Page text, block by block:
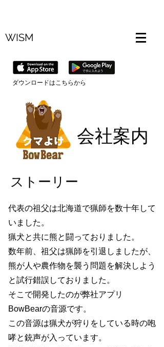
WISM
​ダウンロードはこちらから
会社案内
ストーリー
代表の祖父は北海道で猟師を数十年して
いました。
猟犬と共に熊と闘っておりました。
数年前、祖父は猟師を引退しましたが、
熊が人や農作物を襲う問題を解決しよう
と試行錯誤しておりました。
そこで開発したのが弊社アプリ
BowBearの音源です。
この音源は猟犬が狩りをしている時の咆
哮と銃声が入っています。